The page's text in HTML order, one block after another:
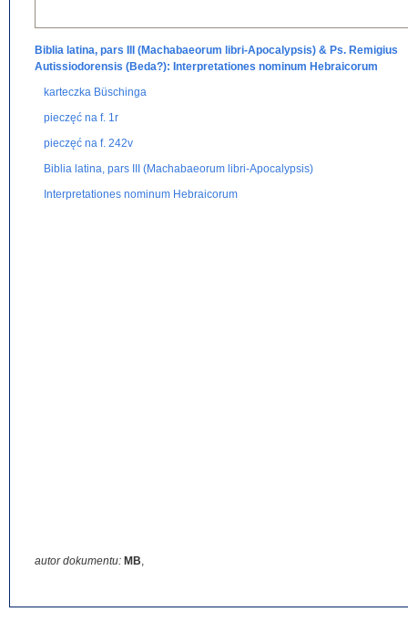
Biblia latina, pars III (Machabaeorum libri-Apocalypsis) & Ps. Remigius
Autissiodorensis (Beda?): Interpretationes nominum Hebraicorum
karteczka Büschinga
pieczęć na f. 1r
pieczęć na f. 242v
Biblia latina, pars III (Machabaeorum libri-Apocalypsis)
Interpretationes nominum Hebraicorum
autor dokumentu: MB,